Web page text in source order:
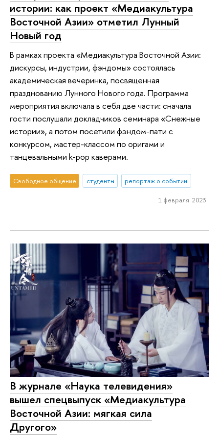
истории: как проект «Медиакультура
Восточной Азии» отметил Лунный
Новый год
В рамках проекта «Медиакультура Восточной Азии:
дискурсы, индустрии, фэндомы» состоялась
академическая вечеринка, посвященная
празднованию Лунного Нового года. Программа
мероприятия включала в себя две части: сначала
гости послушали докладчиков семинара «Снежные
истории», а потом посетили фэндом-пати с
конкурсом, мастер-классом по оригами и
танцевальными k-pop каверами.
Свободное общение студенты репортаж о событии
1 февраля 2023
В журнале «Наука телевидения»
вышел спецвыпуск «Медиакультура
Восточной Азии: мягкая сила
Другого»